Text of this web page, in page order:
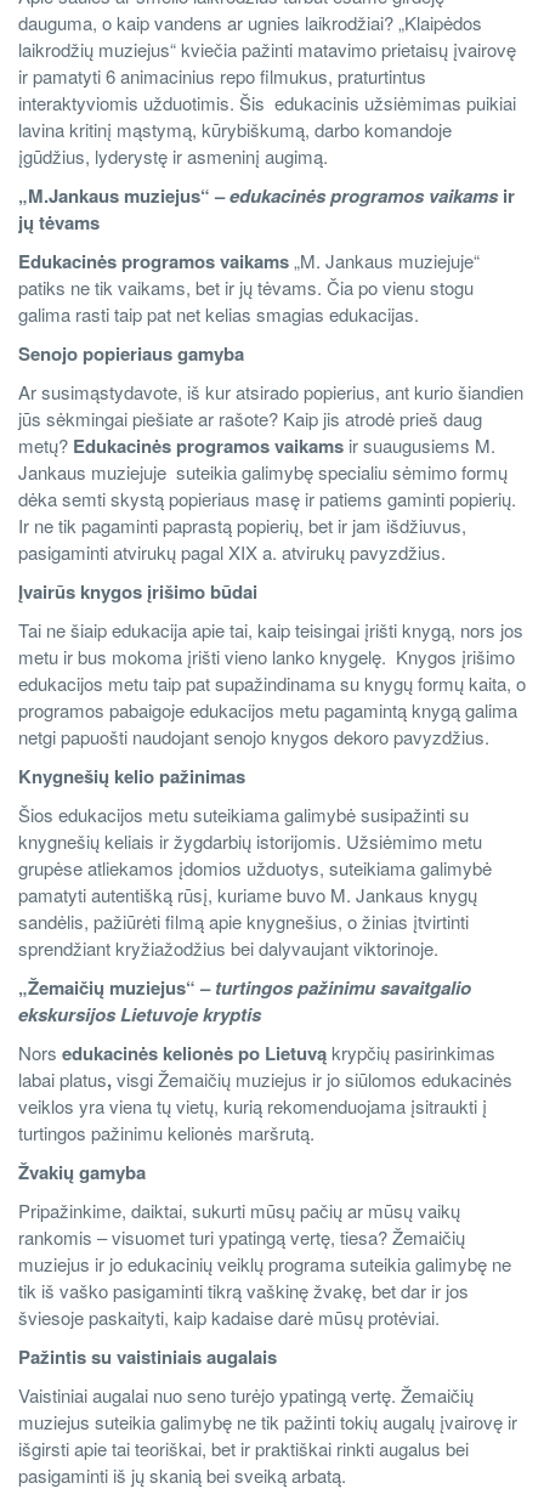
dauguma, o kaipvandens ar ugnies laikrodžiai? „Klaipėdos
laikrodžių muziejus“ kviečia pažinti matavimo prietaisų įvairovę
ir pamatyti 6 animacinius repo filmukus, praturtintus
interaktyviomis užduotimis. Šis edukacinis užsiėmimas puikiai
lavina kritinį mąstymą, kūrybiškumą, darbo komandoje
įgūdžius, lyderystę ir asmeninį augimą.
„M.Jankaus muziejus“ –edukacinės programos vaikamsir
jų tėvams
Edukacinės programos vaikams„M. Jankaus muziejuje“
patiks ne tik vaikams, bet ir jų tėvams. Čia po vienu stogu
galima rasti taip pat net kelias smagias edukacijas.
Senojo popieriaus gamyba
Ar susimąstydavote, iš kur atsirado popierius, ant kurio šiandien
jūs sėkmingai piešiate ar rašote? Kaip jis atrodė prieš daug
metų? Edukacinės programos vaikams ir suaugusiems M.
Jankaus muziejuje suteikia galimybę specialiu sėmimo formų
dėka semti skystą popieriaus masę ir patiems gaminti popierių.
Ir ne tik pagaminti paprastą popierių, bet ir jam išdžiuvus,
pasigaminti atvirukų pagal XIX a. atvirukų pavyzdžius.
Įvairūs knygos įrišimo būdai
Tai ne šiaip edukacija apie tai, kaip teisingai įrišti knygą, nors jos
metu ir bus mokoma įrišti vieno lanko knygelę. Knygos įrišimo
edukacijos metu taip pat supažindinama su knygų formų kaita, o
programos pabaigoje edukacijos metu pagamintą knygą galima
netgi papuošti naudojant senojo knygos dekoro pavyzdžius.
Knygnešių kelio pažinimas
Šios edukacijos metu suteikiama galimybė susipažinti su
knygnešių keliais ir žygdarbių istorijomis. Užsiėmimo metu
grupėse atliekamos įdomios užduotys, suteikiama galimybė
pamatyti autentišką rūsį, kuriame buvo M. Jankaus knygų
sandėlis, pažiūrėti filmą apie knygnešius, o žinias įtvirtinti
sprendžiant kryžiažodžius bei dalyvaujant viktorinoje.
„Žemaičių muziejus“ –turtingos pažinimu savaitgalio
ekskursijos Lietuvoje kryptis
Nors edukacinės kelionės po Lietuvą krypčių pasirinkimas
labai platus,visgi Žemaičių muziejus ir jo siūlomos edukacinės
veiklos yra viena tų vietų, kurią rekomenduojama įsitraukti į
turtingos pažinimu kelionės maršrutą.
Žvakių gamyba
Pripažinkime, daiktai, sukurti mūsų pačių ar mūsų vaikų
rankomis – visuomet turi ypatingą vertę, tiesa?Žemaičių
muziejus ir jo edukacinių veiklų programa suteikia galimybę ne
tik iš vaško pasigaminti tikrą vaškinę žvakę, bet dar ir jos
šviesoje paskaityti, kaip kadaise darė mūsų protėviai.
Pažintis su vaistiniais augalais
Vaistiniai augalai nuo seno turėjo ypatingą vertę. Žemaičių
muziejus suteikia galimybę ne tik pažinti tokių augalų įvairovę ir
išgirsti apie tai teoriškai, bet ir praktiškai rinkti augalus bei
pasigaminti iš jų skanią bei sveiką arbatą.